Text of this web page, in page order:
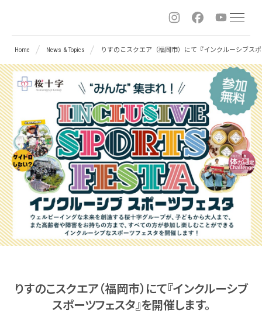
桜
十
字
Home News & Topics りすのこスクエア（福岡市）にて『インクルーシブス
りすのこスクエア（福岡市）にて『インクルーシブ
スポーツフェスタ』を開催します。